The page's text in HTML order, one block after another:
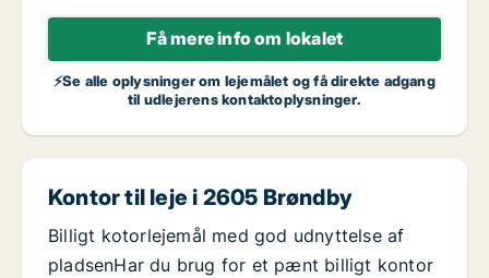
Få mere info om lokalet
⚡Se alle oplysninger om lejemålet og få direkte adgang
til udlejerens kontaktoplysninger.
Kontor til leje i 2605 Brøndby
Billigt kotorlejemål med god udnyttelse af
pladsenHar du brug for et pænt billigt kontor